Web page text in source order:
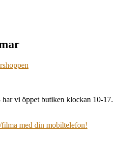
vi öppet butiken klockan 10-17.
filma med din mobiltelefon!